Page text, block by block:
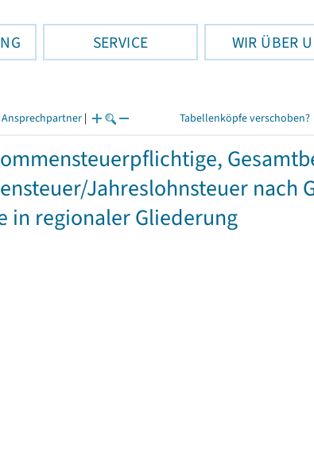
SERVICE WIR ÜBER
Ansprechpartner | Tabellenköpfe verschoben?
Jahreslohnsteuer nach
in regionaler Gliederung